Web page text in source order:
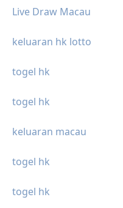
Live Draw Macau
keluaran hk lotto
togel hk
togel hk
keluaran macau
togel hk
togel hk